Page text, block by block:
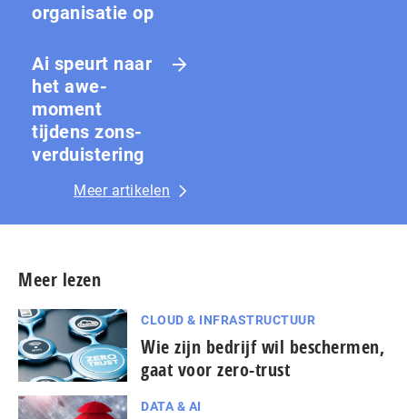
organisatie op
Ai speurt naar
het awe-
moment
tijdens zons­
ver­duis­te­ring
Meer artikelen
Meer lezen
CLOUD & INFRASTRUCTUUR
Wie zijn bedrijf wil beschermen,
gaat voor zero-trust
DATA & AI